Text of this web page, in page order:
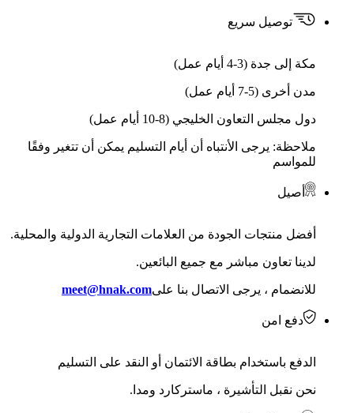
توصيل سريع
مكة إلى جدة (3-4 أيام عمل)
مدن أخرى (5-7 أيام عمل)
دول مجلس التعاون الخليجي (8-10 أيام عمل)
ملاحظة: يرجى الأنتباه أن أيام التسليم يمكن أن تتغير وفقًا
للمواسم
أصيل
أفضل منتجات الجودة من العلامات التجارية الدولية والمحلية.
لدينا تعاون مباشر مع جميع البائعين.
للانضمام ، يرجى الاتصال بنا علىmeet@hnak.com
دفع امن
الدفع باستخدام بطاقة الائتمان أو النقد على التسليم
نحن نقبل التأشيرة ، ماستركارد ومدا.